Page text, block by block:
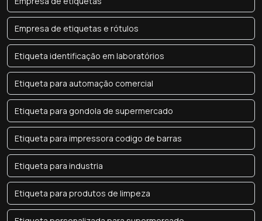
Empresa de etiquetas e rótulos
Etiqueta identificação em laboratórios
Etiqueta para automação comercial
Etiqueta para gondola de supermercado
Etiqueta para impressora codigo de barras
Etiqueta para industria
Etiqueta para produtos de limpeza